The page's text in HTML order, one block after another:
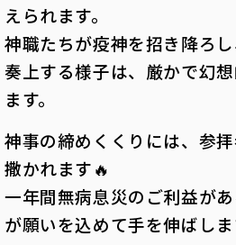
えられます。
神職たちが疫神を招き降ろ
奏上する様子は、厳かで幻
ます。
神事の締めくくりには、参
撒かれます🔥
一年間無病息災のご利益が
が願いを込めて手を伸ばしま